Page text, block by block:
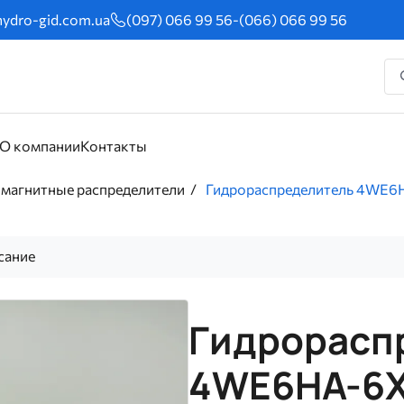
gid.com.ua (097) 066 99 56-(066) 066 99 56
О компанииКонтакты
распределители Гидрораспределитель
4WE6HA-